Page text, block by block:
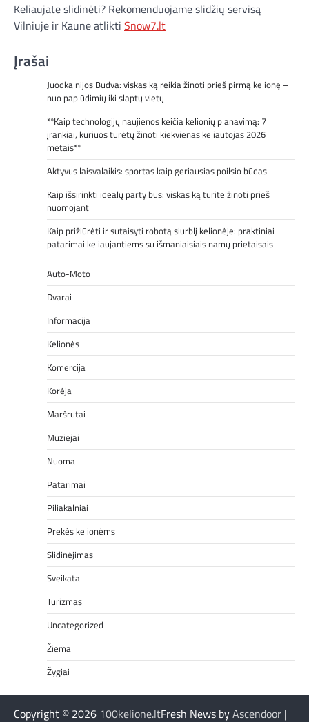
Keliaujate slidinėti? Rekomenduojame slidžių servisą
Vilniuje ir Kaune atlikti Snow7.lt
Įrašai
Juodkalnijos Budva: viskas ką reikia žinoti prieš pirmą kelionę –
nuo paplūdimių iki slaptų vietų
**Kaip technologijų naujienos keičia kelionių planavimą: 7
įrankiai, kuriuos turėtų žinoti kiekvienas keliautojas 2026
metais**
Aktyvus laisvalaikis: sportas kaip geriausias poilsio būdas
Kaip išsirinkti idealų party bus: viskas ką turite žinoti prieš
nuomojant
Kaip prižiūrėti ir sutaisyti robotą siurblį kelionėje: praktiniai
patarimai keliaujantiems su išmaniaisiais namų prietaisais
Auto-Moto
Dvarai
Informacija
Kelionės
Komercija
Korėja
Maršrutai
Muziejai
Nuoma
Patarimai
Piliakalniai
Prekės kelionėms
Slidinėjimas
Sveikata
Turizmas
Uncategorized
Žiema
Žygiai
Copyright © 2026 100kelione.ltFresh News byAscendoor |